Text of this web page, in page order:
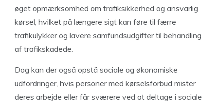
øget opmærksomhed om trafiksikkerhed og ansvarlig
kørsel, hvilket på længere sigt kan føre til færre
trafikulykker og lavere samfundsudgifter til behandling
af trafikskadede.
Dog kan der også opstå sociale og økonomiske
udfordringer, hvis personer med kørselsforbud mister
deres arbejde eller får sværere ved at deltage i sociale